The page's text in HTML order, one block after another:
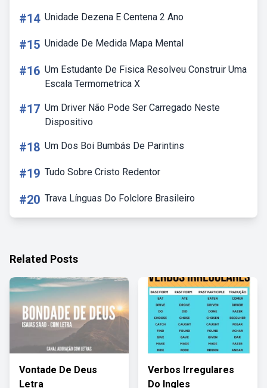
#14 Unidade Dezena E Centena 2 Ano
#15 Unidade De Medida Mapa Mental
#16 Um Estudante De Fisica Resolveu Construir Uma
Escala Termometrica X
#17 Um Driver Não Pode Ser Carregado Neste
Dispositivo
#18 Um Dos Boi Bumbás De Parintins
#19 Tudo Sobre Cristo Redentor
#20 Trava Línguas Do Folclore Brasileiro
Related Posts
Vontade De Deus
Letra
Verbos Irregulares
Do Ingles